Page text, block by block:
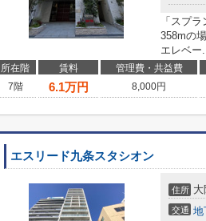
「スプ
358mの
エレベー
所在階 賃料 管理費・共益費
7階
6.1万円 8,000円
エスリード九条スタシオン
住所 大
交通 地